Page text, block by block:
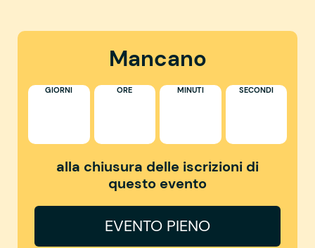
Mancano
GIORNI ORE MINUTI SECONDI
alla chiusura delle iscrizioni di
questo evento
EVENTO PIENO